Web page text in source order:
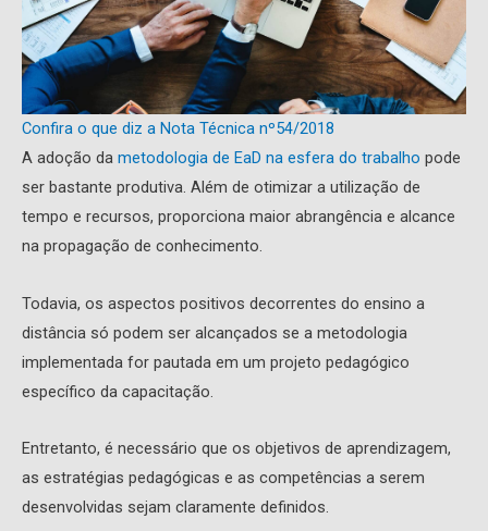
Confira o que diz a Nota Técnica nº54/2018
A adoção da metodologia de EaD na esfera do trabalho pode
ser bastante produtiva. Além de otimizar a utilização de
tempo e recursos, proporciona maior abrangência e alcance
na propagação de conhecimento.
Todavia, os aspectos positivos decorrentes do ensino a
distância só podem ser alcançados se a metodologia
implementada for pautada em um projeto pedagógico
específico da capacitação.
Entretanto, é necessário que os objetivos de aprendizagem,
as estratégias pedagógicas e as competências a serem
desenvolvidas sejam claramente definidos.